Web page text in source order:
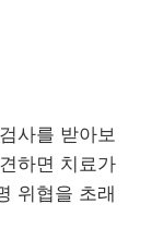
사를 받아보
하면 치료가
위협을 초래